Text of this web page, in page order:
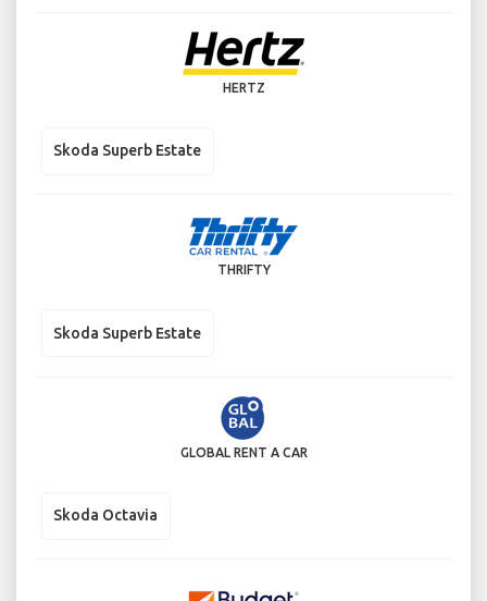
HERTZ
Skoda Superb Estate
THRIFTY
Skoda Superb Estate
GLOBAL RENT A CAR
Skoda Octavia